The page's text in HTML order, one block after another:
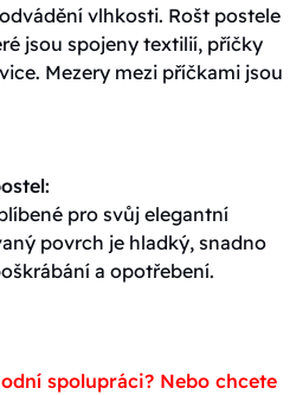
vlhkosti. Rošt postele
jsou spojeny textilií, příčky
Mezery mezi příčkami jsou
pro svůj elegantní
povrch je hladký, snadno
a opotřebení.
spolupráci? Nebo chcete